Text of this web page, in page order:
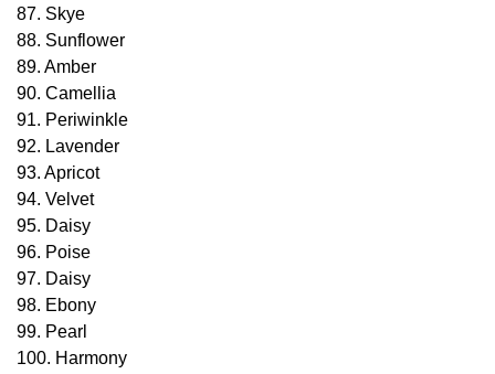
87. Skye
88. Sunflower
89. Amber
90. Camellia
91. Periwinkle
92. Lavender
93. Apricot
94. Velvet
95. Daisy
96. Poise
97. Daisy
98. Ebony
99. Pearl
100. Harmony